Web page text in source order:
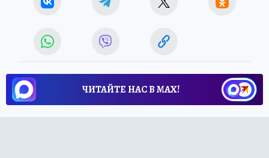
ЧИТАЙТЕ НАС В МАХ!